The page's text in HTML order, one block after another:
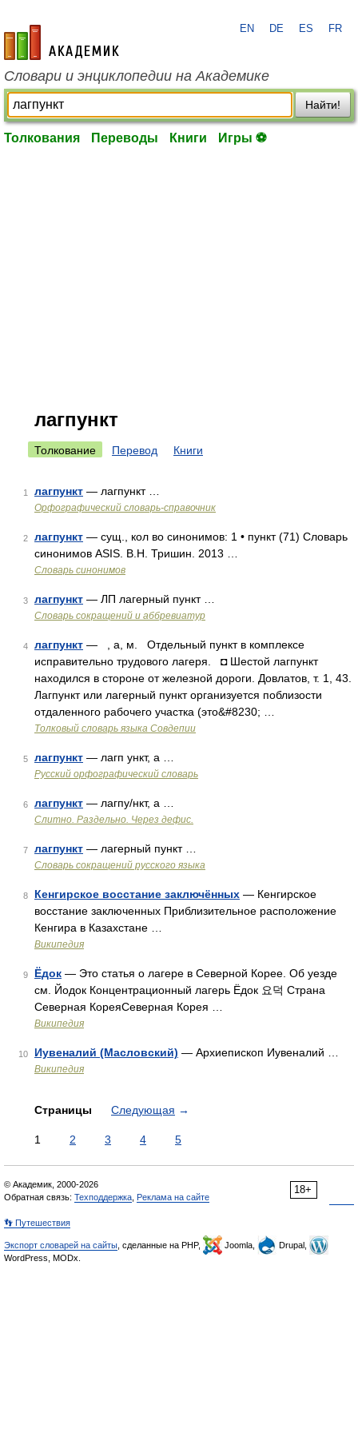
academic.ru
EN DE ES FR
Словари и энциклопедии на Академике
Найти!
Толкования Переводы Книги Игры ⚽
лагпункт
Толкование Перевод Книги
1 лагпункт — лагпункт …
Орфографический словарь-справочник
2 лагпункт — сущ., кол во синонимов: 1 • пункт (71) Словарь
синонимов ASIS. В.Н. Тришин. 2013 …
Словарь синонимов
3 лагпункт — ЛП лагерный пункт …
Словарь сокращений и аббревиатур
4 лагпункт — , а, м. Отдельный пункт в комплексе
исправительно трудового лагеря. ◘ Шестой лагпункт
находился в стороне от железной дороги. Довлатов, т. 1, 43.
Лагпункт или лагерный пункт организуется поблизости
отдаленного рабочего участка (это&#8230; …
Толковый словарь языка Совдепии
5 лагпункт — лагп ункт, а …
Русский орфографический словарь
6 лагпункт — лагпу/нкт, а …
Слитно. Раздельно. Через дефис.
7 лагпункт — лагерный пункт …
Словарь сокращений русского языка
8 Кенгирское восстание заключённых — Кенгирское
восстание заключенных Приблизительное расположение
Кенгира в Казахстане …
Википедия
9 Ёдок — Это статья о лагере в Северной Корее. Об уезде
см. Йодок Концентрационный лагерь Ёдок 요덕 Страна
Северная КореяСеверная Корея …
Википедия
10 Иувеналий (Масловский) — Архиепископ Иувеналий …
Википедия
Страницы Следующая →
1 2 3 4 5
18+
© Академик, 2000-2026
Обратная связь: Техподдержка Реклама на сайте
👣 Путешествия
Экспорт словарей на сайты , сделанные на PHP, Joomla,
Drupal,
WordPress, MODx.